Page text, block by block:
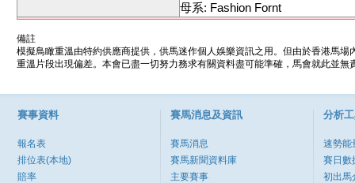
母系: Fashion Fornt
備註
模擬鳥瞰重溫由特約供應商提供，供馬迷作個人娛樂資訊之用。但由於香港馬
重溫片段出現偏差。本會已盡一切努力務求有關資料盡可能準確，馬會就此並
賽事資料
報名表
排位表(本地)
賠率
賽馬消息及資訊
賽馬消息
賽馬新聞資料庫
主要賽事
分析
速勢能
賽日數
初出馬